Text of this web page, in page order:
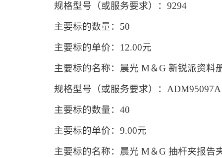
规格型号（或服务要求）：9294
主要标的数量：50
主要标的单价：12.00元
主要标的名称：晨光 M＆G 新锐派资料
规格型号（或服务要求）：ADM95097A
主要标的数量：40
主要标的单价：9.00元
主要标的名称：晨光 M＆G 抽杆夹报告